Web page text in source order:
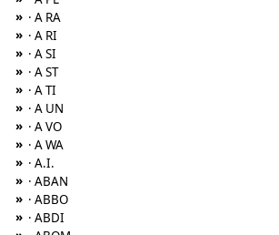
» · A RA
» · A RI
» · A SI
» · A ST
» · A TI
» · A UN
» · A VO
» · A WA
» · A.I.
» · ABAN
» · ABBO
» · ABDI